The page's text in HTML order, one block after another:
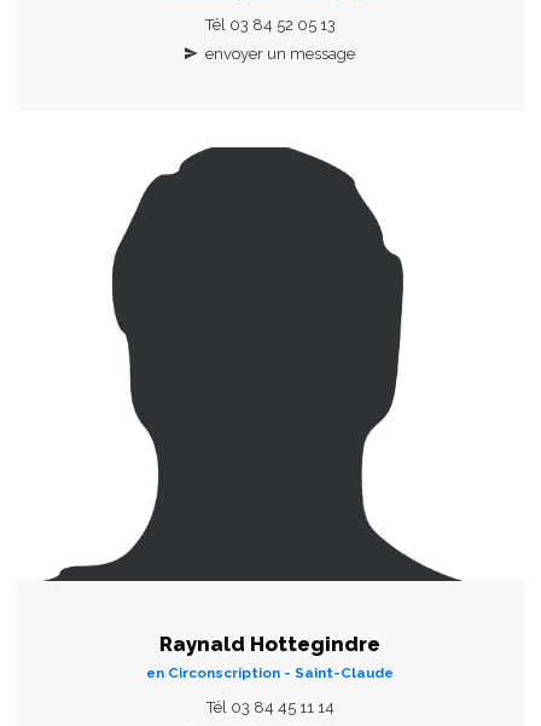
Tél 03 84 52 05 13
envoyer un message
Raynald Hottegindre
en Circonscription - Saint-Claude
Tél 03 84 45 11 14